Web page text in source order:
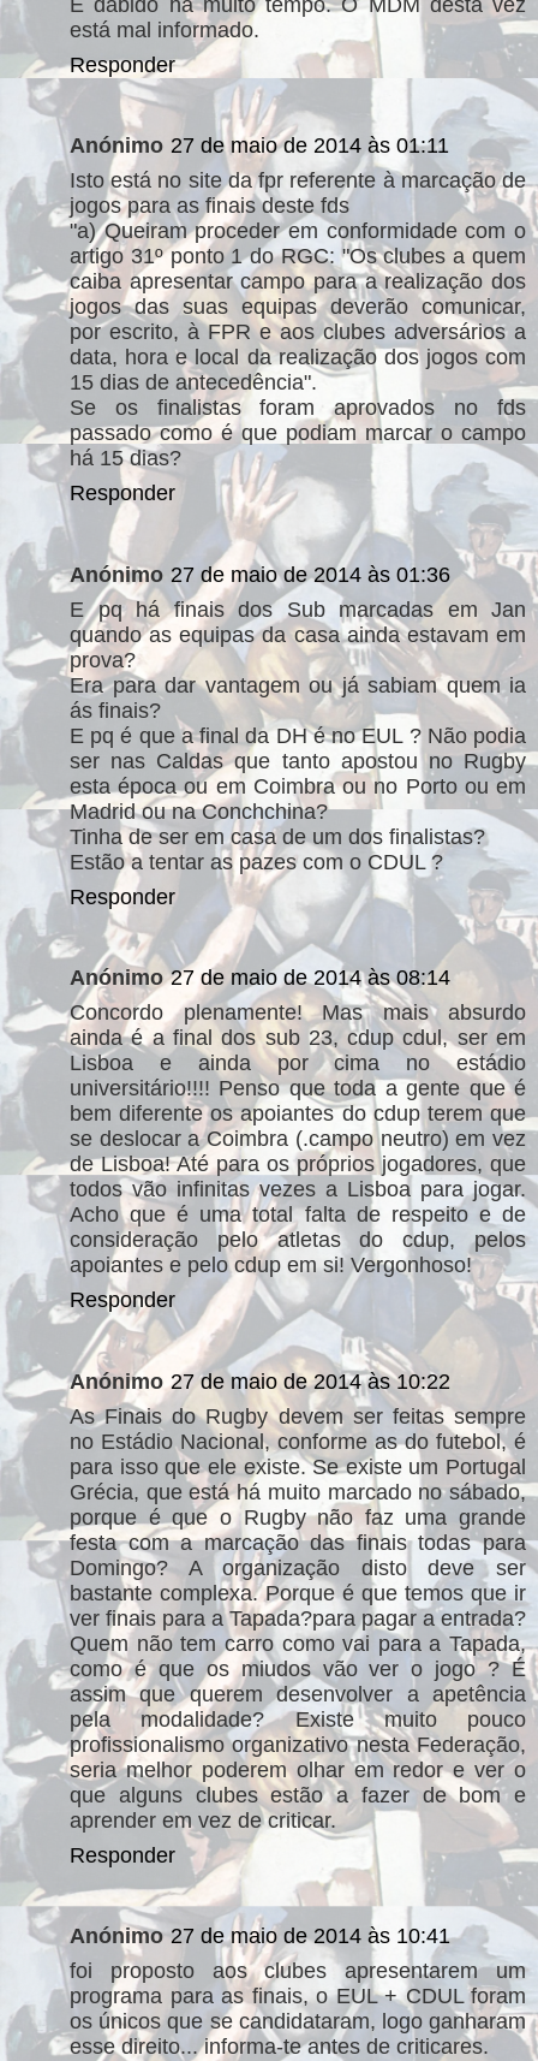
está mal informado.
Responder
Anónimo 27 de maio de 2014 às 01:11
Isto está no site da fpr referente à marcação de
jogos para as finais deste fds
"a) Queiram proceder em conformidade com o
artigo 31º ponto 1 do RGC: "Os clubes a quem
caiba apresentar campo para a realização dos
jogos das suas equipas deverão comunicar,
por escrito, à FPR e aos clubes adversários a
data, hora e local da realização dos jogos com
15 dias de antecedência".
Se os finalistas foram aprovados no fds
passado como é que podiam marcar o campo
há 15 dias?
Responder
Anónimo 27 de maio de 2014 às 01:36
E pq há finais dos Sub marcadas em Jan
quando as equipas da casa ainda estavam em
prova?
Era para dar vantagem ou já sabiam quem ia
ás finais?
E pq é que a final da DH é no EUL ? Não podia
ser nas Caldas que tanto apostou no Rugby
esta época ou em Coimbra ou no Porto ou em
Madrid ou na Conchchina?
Tinha de ser em casa de um dos finalistas?
Estão a tentar as pazes com o CDUL ?
Responder
Anónimo 27 de maio de 2014 às 08:14
Concordo plenamente! Mas mais absurdo
ainda é a final dos sub 23, cdup cdul, ser em
Lisboa e ainda por cima no estádio
universitário!!!! Penso que toda a gente que é
bem diferente os apoiantes do cdup terem que
se deslocar a Coimbra (.campo neutro) em vez
de Lisboa! Até para os próprios jogadores, que
todos vão infinitas vezes a Lisboa para jogar.
Acho que é uma total falta de respeito e de
consideração pelo atletas do cdup, pelos
apoiantes e pelo cdup em si! Vergonhoso!
Responder
Anónimo 27 de maio de 2014 às 10:22
As Finais do Rugby devem ser feitas sempre
no Estádio Nacional, conforme as do futebol, é
para isso que ele existe. Se existe um Portugal
Grécia, que está há muito marcado no sábado,
porque é que o Rugby não faz uma grande
festa com a marcação das finais todas para
Domingo? A organização disto deve ser
bastante complexa. Porque é que temos que ir
ver finais para a Tapada?para pagar a entrada?
Quem não tem carro como vai para a Tapada,
como é que os miudos vão ver o jogo ? É
assim que querem desenvolver a apetência
pela modalidade? Existe muito pouco
profissionalismo organizativo nesta Federação,
seria melhor poderem olhar em redor e ver o
que alguns clubes estão a fazer de bom e
aprender em vez de criticar.
Responder
Anónimo 27 de maio de 2014 às 10:41
foi proposto aos clubes apresentarem um
programa para as finais, o EUL + CDUL foram
os únicos que se candidataram, logo ganharam
esse direito... informa-te antes de criticares.